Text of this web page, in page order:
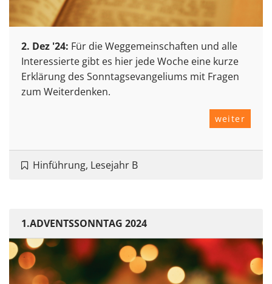
2. Dez '24: Für die Weggemeinschaften und alle
Interessierte gibt es hier jede Woche eine kurze
Erklärung des Sonntagsevangeliums mit Fragen
zum Weiterdenken.
weiter
Hinführung, Lesejahr B
1.ADVENTSSONNTAG 2024